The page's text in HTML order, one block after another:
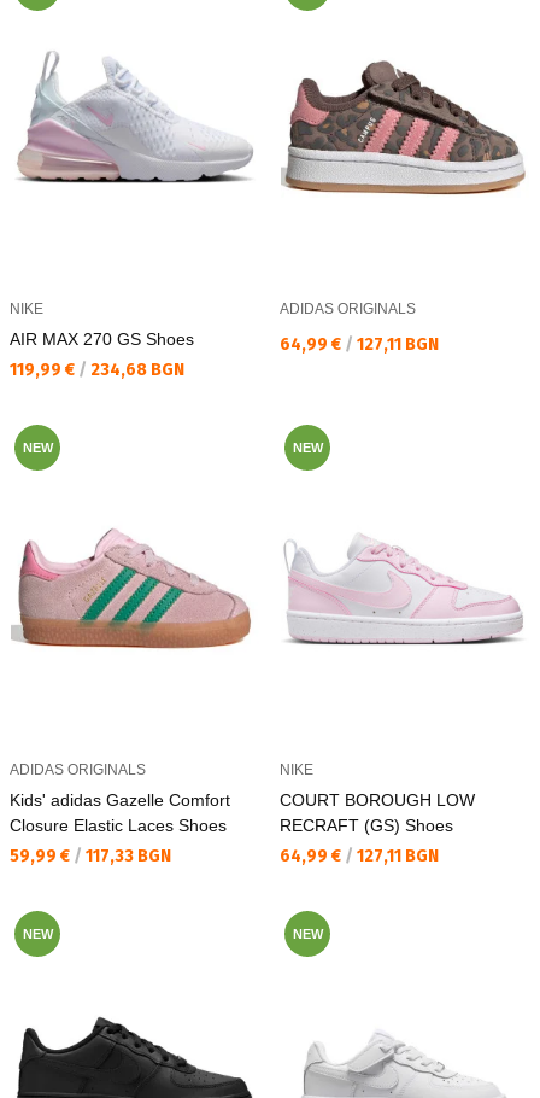
NIKE
AIR MAX 270 GS Shoes
Текуща цена:
119,99 € / 234,68 BGN
ADIDAS ORIGINALS
Текуща цена:
64,99 € / 127,11 BGN
NEW
ADIDAS ORIGINALS
Kids' adidas Gazelle Comfort
Closure Elastic Laces Shoes
Текуща цена:
59,99 € / 117,33 BGN
NEW
NIKE
COURT BOROUGH LOW
RECRAFT (GS) Shoes
Текуща цена:
64,99 € / 127,11 BGN
NEW NEW